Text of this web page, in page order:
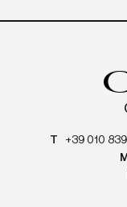
T +39 010
M